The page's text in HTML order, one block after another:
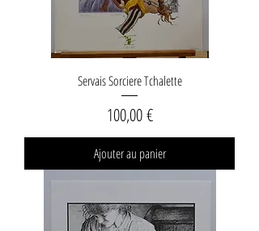
Servais Sorciere Tchalette
Prix
100,00 €
Ajouter au panier